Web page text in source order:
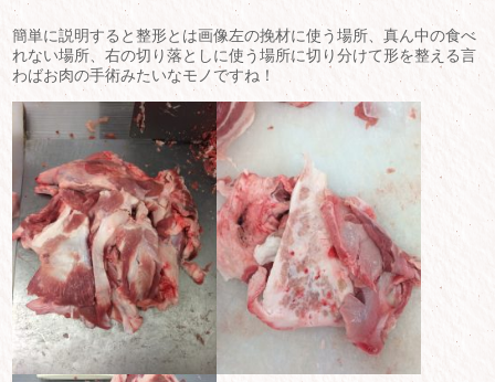
簡単に説明すると整形とは画像左の挽材に使う場所、真ん中の食べ
れない場所、右の切り落としに使う場所に切り分けて形を整える言
わばお肉の手術みたいなモノですね！